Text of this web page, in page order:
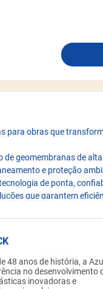
para obras que
de geomembranas de
e proteção
de ponta,
que garantem
fornece
Brasil – que entrega
impermeabilização.
de irrigação, lagoas
48 anos de história, a
no desenvolvimento
inovadoras e